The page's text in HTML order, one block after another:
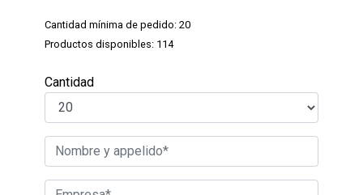
Cantidad mínima de pedido: 20
Productos disponibles: 114
Cantidad